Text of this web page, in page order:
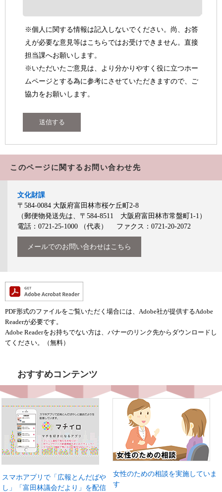
※個人に関する情報は記入しないでください。尚、お答
えが必要な意見等はこちらではお受けできません。直接
担当課へお願いします。
※いただいたご意見は、より分かりやすく役に立つホー
ムページとする為に参考にさせていただきますので、ご
協力をお願いします。
このページに関するお問い合わせ先
文化財課
〒584-0084 大阪府富田林市桜ケ丘町2-8
（郵便物発送先は、〒584-8511 大阪府富田林市常盤町1-1）
電話：0721-25-1000
（代表） ファクス：0721-20-2072
メールでのお問い合わせはこちら
PDF形式のファイルをご覧いただく場合には、Adobe社が提供するAdobe
Readerが必要です。
Adobe Readerをお持ちでない方は、バナーのリンク先からダウンロードし
てください。（無料）
おすすめコンテンツ
スマホアプリで「広報とんだばや
し」「富田林議会だより」を配信
女性のための相談を実施していま
す